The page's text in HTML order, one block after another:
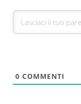
0 COMMENTI